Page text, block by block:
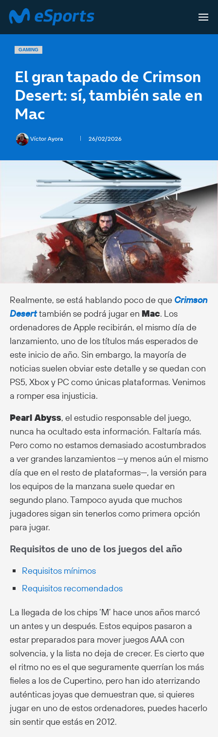
GAMING
El gran tapado de Crimson
Desert: sí, también sale en
Mac
Víctor Ayora 26/02/2026
Realmente, se está hablando poco de que Crimson
Deserttambién se podrá jugar en Mac. Los
ordenadores de Apple recibirán, el mismo día de
lanzamiento, uno de los títulos más esperados de
este inicio de año. Sin embargo, la mayoría de
noticias suelen obviar este detalle y se quedan con
PS5, Xbox y PC como únicas plataformas. Venimos
a romper esa injusticia.
Pearl Abyss, el estudio responsable del juego,
nunca ha ocultado esta información. Faltaría más.
Pero como no estamos demasiado acostumbrados
a ver grandes lanzamientos —y menos aún el mismo
día que en el resto de plataformas—, la versión para
los equipos de la manzana suele quedar en
segundo plano. Tampoco ayuda que muchos
jugadores sigan sin tenerlos como primera opción
para jugar.
Requisitos de uno de los juegos del año
Requisitos mínimos
Requisitos recomendados
La llegada de los chips ‘M’ hace unos años marcó
un antes y un después. Estos equipos pasaron a
estar preparados para mover juegos AAA con
solvencia, y la lista no deja de crecer. Es cierto que
el ritmo no es el que seguramente querrían los más
fieles a los de Cupertino, pero han ido aterrizando
auténticas joyas que demuestran que, si quieres
jugar en uno de estos ordenadores, puedes hacerlo
sin sentir que estás en 2012.